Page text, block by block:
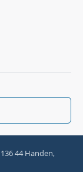
44 Handen,